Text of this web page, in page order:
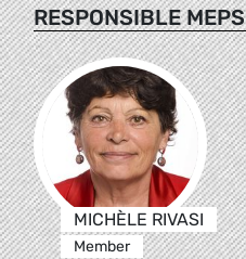
RESPONSIBLE MEPS
MICHÈLE RIVASI
Member